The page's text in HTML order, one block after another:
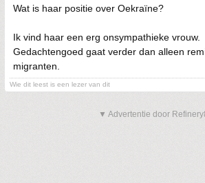
Wat is haar positie over Oekraïne?
Ik vind haar een erg onsympathieke vrouw.
Gedachtengoed gaat verder dan alleen
migranten.
Wie dit leest is een lezer van dit
▼ Advertentie door